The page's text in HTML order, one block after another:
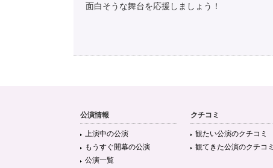
面白そうな舞台を応援しましょう！
公演情報
上演中の公演
もうすぐ開幕の公演
公演一覧
クチコミ
観たい公演のクチコミ
観てきた公演のクチコミ